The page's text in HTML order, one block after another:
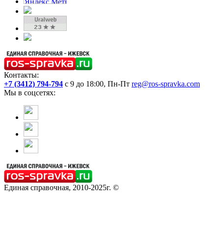
Контакты:
+7 (3412) 794-794 с 9 до 18:00, Пн-Пт reg@ros-spravka.com
Мы в соцсетях:
Единая справочная, 2010-2025г. ©